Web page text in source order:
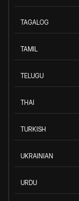
TAGALOG
TAMIL
TELUGU
THAI
TURKISH
UKRAINIAN
URDU